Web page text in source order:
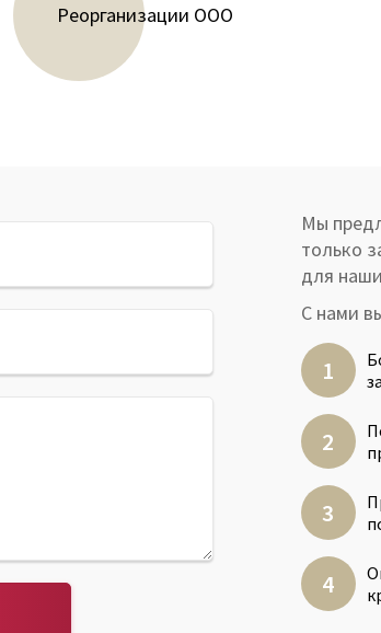
Реорганизации ООО
Мы
только
для
С нами